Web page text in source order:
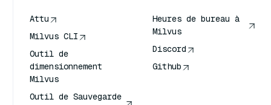
Attu
Milvus CLI
Outil de
dimensionnement
Milvus
Outil de Sauvegarde
Heures de bureau à
Milvus
Discord
Github